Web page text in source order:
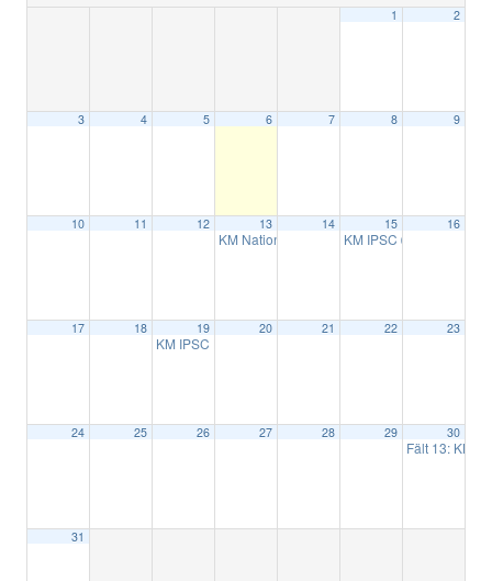
1
2
3 4 5 6 7 8 9
10 11 12 13
KM Nationell helmatch18:00
14 15
KM IPSC 08:00
16
17 18 19
KM IPSC Handgun
20 21 22 23
24 25 26 27 28 29 30
Fält 13: KM
31